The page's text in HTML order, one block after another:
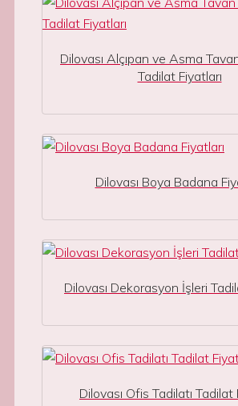
Dilovası Alçıpan ve Asma
Tadilat Fiyatları
Dilovası Boya Badana
Dilovası Dekorasyon İşleri
Dilovası Ofis Tadilatı Tadilat